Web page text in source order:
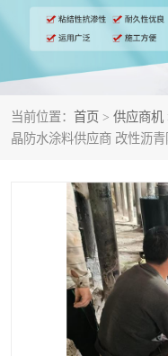
当前位置： 首页 > 供应商机
晶防水涂料供应商 改性沥
乳化沥青防水涂料
非固化橡胶防水涂料